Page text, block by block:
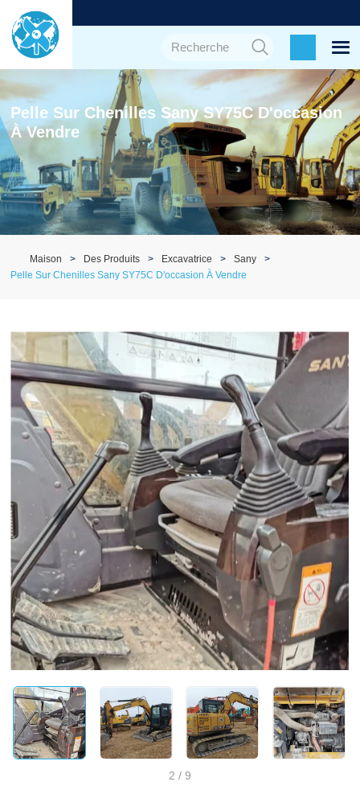
Pelle Sur Chenilles Sany SY75C D'occasion
À Vendre
Maison Des Produits Excavatrice
Sany
Pelle Sur Chenilles Sany SY75C D'occasion À Vendre
2 / 9